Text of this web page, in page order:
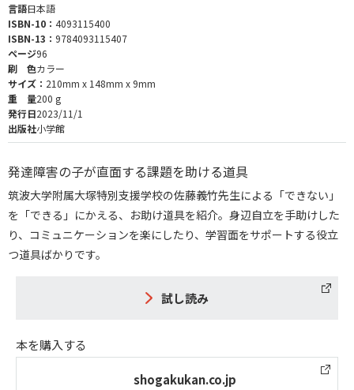
言語日本語
ISBN-10： 4093115400
ISBN-13： 9784093115407
ページ96
刷 色カラー
サイズ： 210mm x 148mm x 9mm
重 量200 g
発行日2023/11/1
出版社小学館
発達障害の子が直面する課題を助ける道具
筑波大学附属大塚特別支援学校の佐藤義竹先生による「できない」
を「できる」にかえる、お助け道具を紹介。身辺自立を手助けした
り、コミュニケーションを楽にしたり、学習面をサポートする役立
つ道具ばかりです。
試し読み
本を購入する
shogakukan.co.jp